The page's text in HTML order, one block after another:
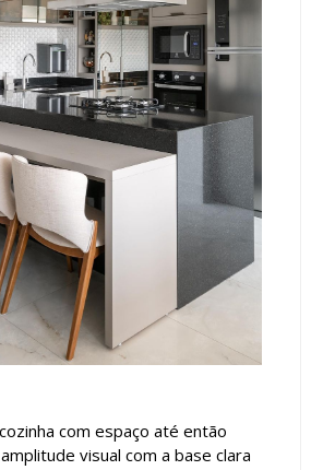
com espaço até então
visual com a base clara